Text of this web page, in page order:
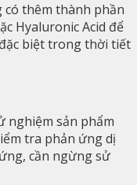
có thêm thành phần
Hyaluronic Acid để
biệt trong thời tiết
nghiệm sản phẩm
tra phản ứng dị
cần ngừng sử